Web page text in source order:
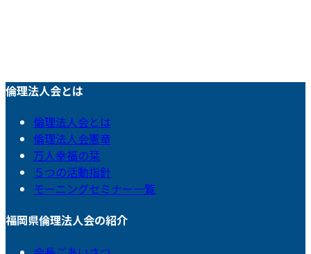
倫理法人会とは
倫理法人会とは
倫理法人会憲章
万人幸福の栞
５つの活動指針
モーニングセミナー一覧
福岡県倫理法人会の紹介